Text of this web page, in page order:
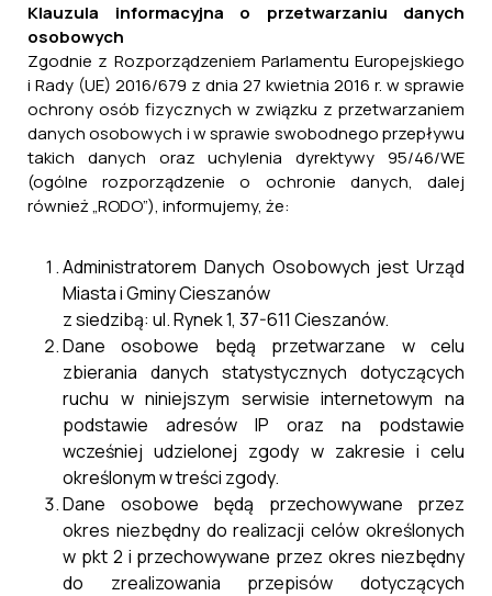
Miejscowego planu zagospodarowania
przestrzennego dla części nieruchomości w
granicach obrębów Dachnów, Nowe Sioło oraz
Cieszanów
29 kwietnia, 2025
Pismo dotyczące aktu planowania
przestrzennego
Klauzula informacyjna o przetwarzaniu danych
osobowych
Zgodnie z Rozporządzeniem Parlamentu Europejskiego
i Rady (UE) 2016/679 z dnia 27 kwietnia 2016 r. w sprawie
ochrony osób fizycznych w związku z przetwarzaniem
danych osobowych i w sprawie swobodnego przepływu
takich danych oraz uchylenia dyrektywy 95/46/WE
(ogólne rozporządzenie o ochronie danych, dalej
również „RODO”), informujemy, że:
Administratorem Danych Osobowych jest Urząd
Miasta i Gminy Cieszanów
z siedzibą: ul. Rynek 1, 37-611 Cieszanów.
Dane osobowe będą przetwarzane w celu
zbierania danych statystycznych dotyczących
ruchu w niniejszym serwisie internetowym na
podstawie adresów IP oraz na podstawie
wcześniej udzielonej zgody w zakresie i celu
określonym w treści zgody.
Dane osobowe będą przechowywane przez
okres niezbędny do realizacji celów określonych
w pkt 2 i przechowywane przez okres niezbędny
do zrealizowania przepisów dotyczących